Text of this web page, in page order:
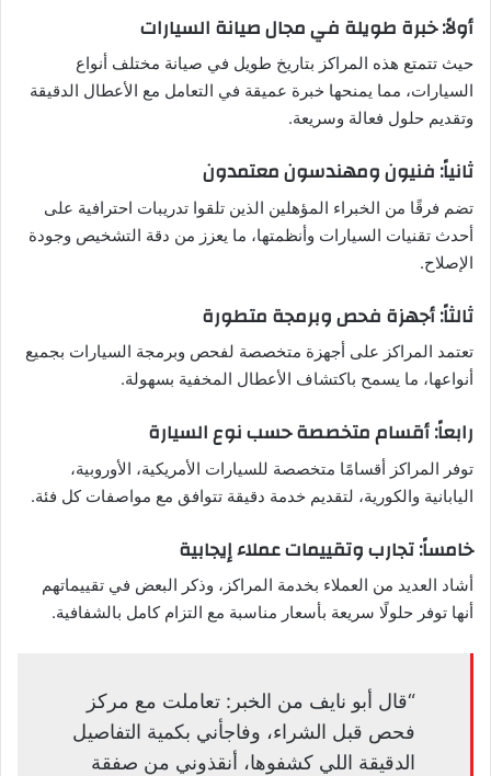
أولاً: خبرة طويلة في مجال صيانة السيارات
حيث تتمتع هذه المراكز بتاريخ طويل في صيانة مختلف أنواع
السيارات، مما يمنحها خبرة عميقة في التعامل مع الأعطال الدقيقة
وتقديم حلول فعالة وسريعة.
ثانياً: فنيون ومهندسون معتمدون
تضم فرقًا من الخبراء المؤهلين الذين تلقوا تدريبات احترافية على
أحدث تقنيات السيارات وأنظمتها، ما يعزز من دقة التشخيص وجودة
الإصلاح.
ثالثاً: أجهزة فحص وبرمجة متطورة
تعتمد المراكز على أجهزة متخصصة لفحص وبرمجة السيارات بجميع
أنواعها، ما يسمح باكتشاف الأعطال المخفية بسهولة.
رابعاً: أقسام متخصصة حسب نوع السيارة
توفر المراكز أقسامًا متخصصة للسيارات الأمريكية، الأوروبية،
اليابانية والكورية، لتقديم خدمة دقيقة تتوافق مع مواصفات كل فئة.
خامساً: تجارب وتقييمات عملاء إيجابية
أشاد العديد من العملاء بخدمة المراكز، وذكر البعض في تقييماتهم
أنها توفر حلولًا سريعة بأسعار مناسبة مع التزام كامل بالشفافية.
“قال أبو نايف من الخبر: تعاملت مع مركز
فحص قبل الشراء، وفاجأني بكمية التفاصيل
الدقيقة اللي كشفوها، أنقذوني من صفقة